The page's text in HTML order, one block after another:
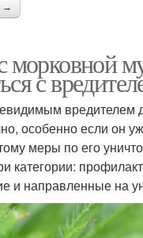
→
морковной
с
вредителем
особенно если он
меры по его
категории:
и направленные на